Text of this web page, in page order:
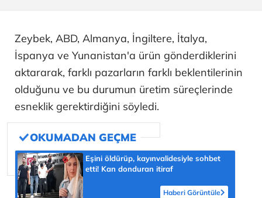
Zeybek, ABD, Almanya, İngiltere, İtalya,
İspanya ve Yunanistan'a ürün gönderdiklerini
aktararak, farklı pazarların farklı beklentilerinin
olduğunu ve bu durumun üretim süreçlerinde
esneklik gerektirdiğini söyledi.
Eşini öldürüp, kayınvalidesiyle sohbet
etti! Kan donduran itiraf
Haberi Görüntüle